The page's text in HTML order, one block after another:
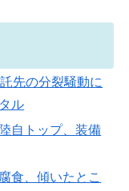
先の分裂騒動に
ル
自トップ、装備
食、傾いたとこ